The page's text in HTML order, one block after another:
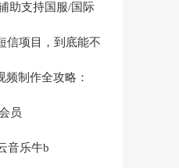
助支持国服/国际
信项目，到底能不
制作全攻略：
员
音乐牛b